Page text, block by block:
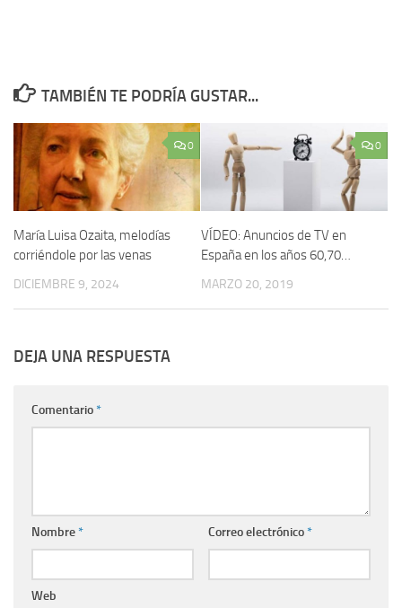
TAMBIÉN TE PODRÍA GUSTAR...
0
María Luisa Ozaita, melodías
corriéndole por las venas
DICIEMBRE 9, 2024
0
VÍDEO: Anuncios de TV en
España en los años 60,70…
MARZO 20, 2019
DEJA UNA RESPUESTA
Comentario*
Nombre* Correo electrónico*
Web